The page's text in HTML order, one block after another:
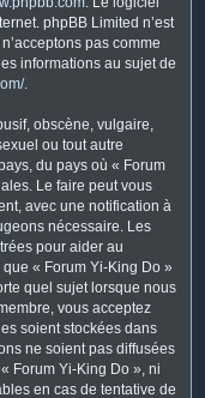
phpBB Limited n’est
pas comme
informations au sujet de
.
obscène, vulgaire,
ou tout autre
du pays où « Forum
Le faire peut vous
avec une notification à
nécessaire. Les
pour aider au
« Forum Yi-King Do »
quel sujet lorsque nous
vous acceptez
soient stockées dans
ne soient pas diffusées
Forum Yi-King Do », ni
en cas de tentative de